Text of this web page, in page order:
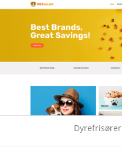
Dyrefrisører